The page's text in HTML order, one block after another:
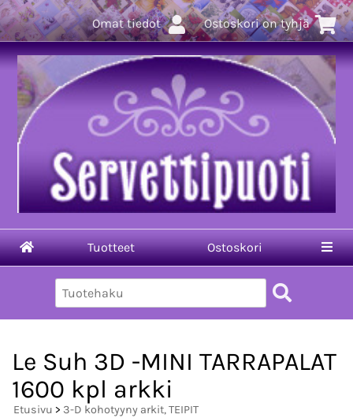
Omat tiedot Ostoskori on tyhjä
Tuotteet Ostoskori
Le Suh 3D -MINI TARRAPALAT
1600 kpl arkki
Etusivu > 3-D kohotyyny arkit, TEIPIT